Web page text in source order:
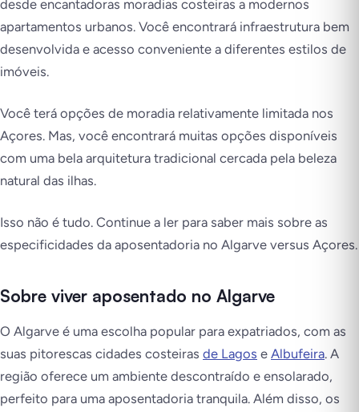
desde encantadoras moradias costeiras a modernos
apartamentos urbanos. Você encontrará infraestrutura bem
desenvolvida e acesso conveniente a diferentes estilos de
imóveis.
Você terá opções de moradia relativamente limitada nos
Açores. Mas, você encontrará muitas opções disponíveis
com uma bela arquitetura tradicional cercada pela beleza
natural das ilhas.
Isso não é tudo. Continue a ler para saber mais sobre as
especificidades da aposentadoria no Algarve versus Açores.
Sobre viver aposentado no Algarve
O Algarve é uma escolha popular para expatriados, com as
suas pitorescas cidades costeiras de Lagos e Albufeira. A
região oferece um ambiente descontraído e ensolarado,
perfeito para uma aposentadoria tranquila. Além disso, os